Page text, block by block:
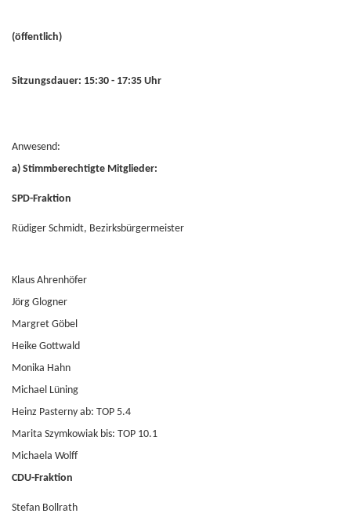
(öffentlich)
Sitzungsdauer: 15:30 - 17:35 Uhr
Anwesend:
a) Stimmberechtigte Mitglieder:
SPD-Fraktion
Rüdiger Schmidt, Bezirksbürgermeister
Klaus Ahrenhöfer
Jörg Glogner
Margret Göbel
Heike Gottwald
Monika Hahn
Michael Lüning
Heinz Pasterny ab: TOP 5.4
Marita Szymkowiak bis: TOP 10.1
Michaela Wolff
CDU-Fraktion
Stefan Bollrath